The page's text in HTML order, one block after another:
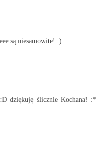
są niesamowite! :)
dziękuję ślicznie Kochana! :*